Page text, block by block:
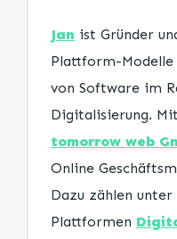
Jan ist Gründer
Plattform-Modelle
von Software im
Digitalisierung.
tomorrow web
Online
Dazu zählen
Plattformen